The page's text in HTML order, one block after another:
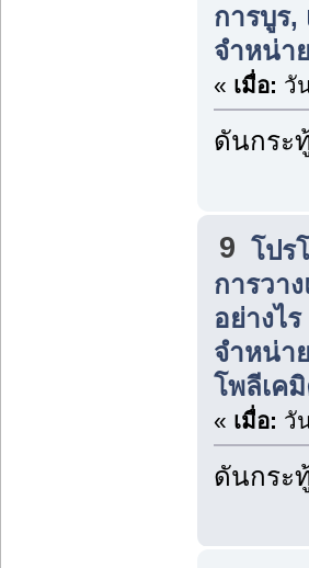
การบูร,
จำหน่า
« เมื่อ: วั
ดันกระ
9 โปร
การวา
อย่างไ
จำหน่า
โพลีเค
« เมื่อ: วั
ดันกระ